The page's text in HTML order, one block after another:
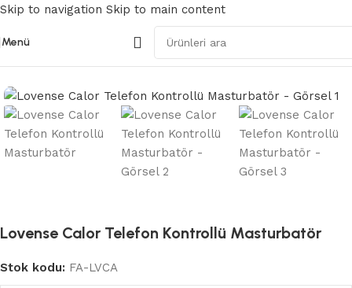
Skip to navigation Skip to main content
Menü
Teknolojik Mastürbatör
Lovense Calor Telefon Kontrollü Masturbatör
Stok kodu: FA-LVCA